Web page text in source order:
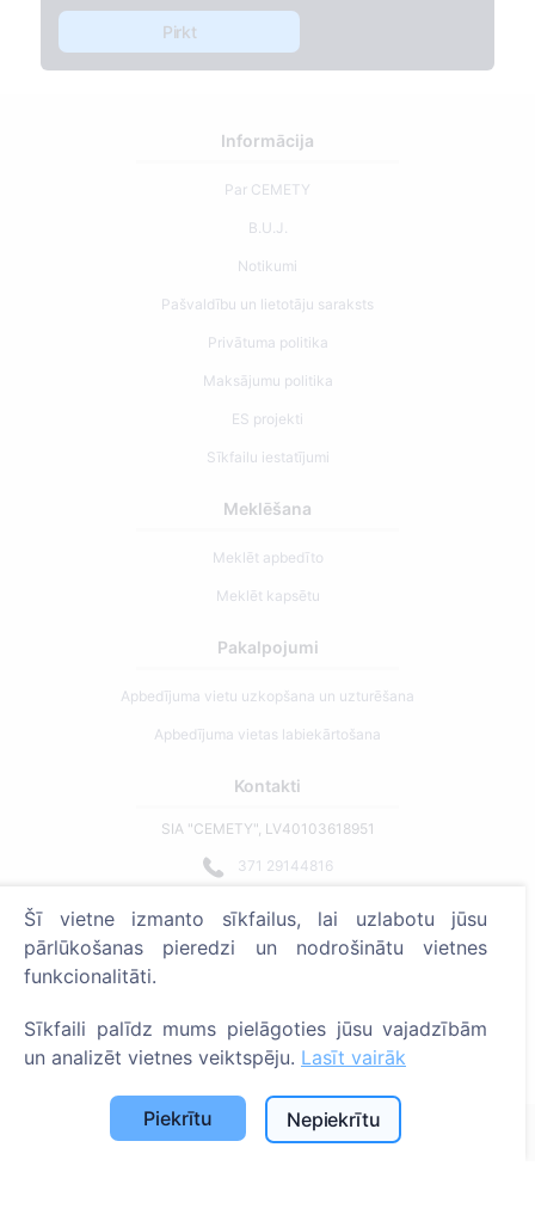
Pirkt
Informācija
Par CEMETY
B.U.J.
Notikumi
Pašvaldību un lietotāju saraksts
Privātuma politika
Maksājumu politika
ES projekti
Sīkfailu iestatījumi
Meklēšana
Meklēt apbedīto
Meklēt kapsētu
Pakalpojumi
Apbedījuma vietu uzkopšana un uzturēšana
Apbedījuma vietas labiekārtošana
Kontakti
SIA "CEMETY", LV40103618951
371 29144816
Strādājam visā Latvijā!
Administratoriem
© 2013 - 2026 Cemety Visas tiesības aizsargātas
Privātuma politika un noteikumi.
Šī vietne izmanto sīkfailus, lai uzlabotu jūsu
pārlūkošanas pieredzi un nodrošinātu vietnes
funkcionalitāti.
Sīkfaili palīdz mums pielāgoties jūsu vajadzībām
un analizēt vietnes veiktspēju. Lasīt vairāk
Piekrītu Nepiekrītu